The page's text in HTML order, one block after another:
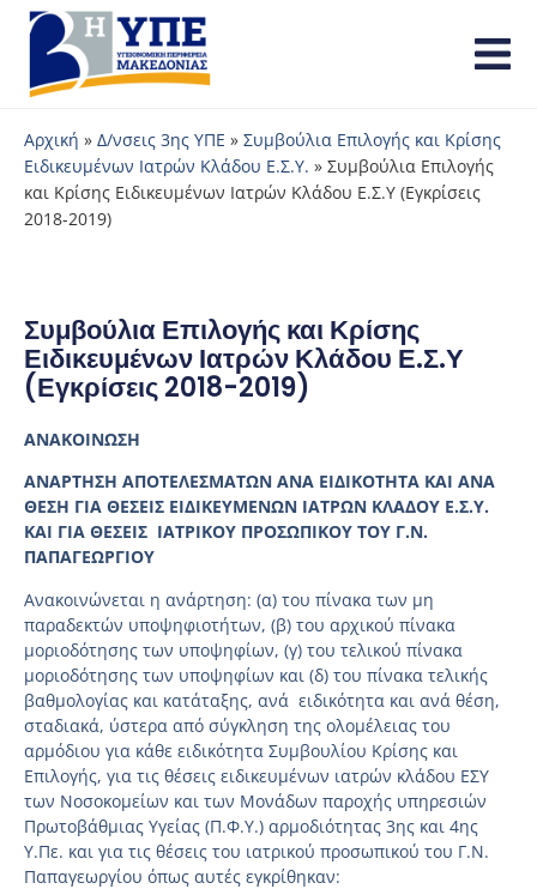
Αρχική » Δ/νσεις 3ης ΥΠΕ » Συμβούλια Επιλογής και Κρίσης
Ειδικευμένων Ιατρών Κλάδου Ε.Σ.Υ. » Συμβούλια Επιλογής
και Κρίσης Ειδικευμένων Ιατρών Κλάδου Ε.Σ.Υ (Εγκρίσεις
2018-2019)
Συμβούλια Επιλογής και Κρίσης
Ειδικευμένων Ιατρών Κλάδου Ε.Σ.Υ
(Εγκρίσεις 2018-2019)
ΑΝΑΚΟΙΝΩΣΗ
ΑΝΑΡΤΗΣΗ ΑΠΟΤΕΛΕΣΜΑΤΩΝ ΑΝΑ ΕΙΔΙΚΟΤΗΤΑ ΚΑΙ ΑΝΑ
ΘΕΣΗ ΓΙΑ ΘΕΣΕΙΣ ΕΙΔΙΚΕΥΜΕΝΩΝ ΙΑΤΡΩΝ ΚΛΑΔΟΥ Ε.Σ.Υ.
ΚΑΙ ΓΙΑ ΘΕΣΕΙΣ ΙΑΤΡΙΚΟΥ ΠΡΟΣΩΠΙΚΟΥ ΤΟΥ Γ.Ν.
ΠΑΠΑΓΕΩΡΓΙΟΥ
Ανακοινώνεται η ανάρτηση: (α) του πίνακα των μη
παραδεκτών υποψηφιοτήτων, (β) του αρχικού πίνακα
μοριοδότησης των υποψηφίων, (γ) του τελικού πίνακα
μοριοδότησης των υποψηφίων και (δ) του πίνακα τελικής
βαθμολογίας και κατάταξης, ανά ειδικότητα και ανά θέση,
σταδιακά, ύστερα από σύγκληση της ολομέλειας του
αρμόδιου για κάθε ειδικότητα Συμβουλίου Κρίσης και
Επιλογής, για τις θέσεις ειδικευμένων ιατρών κλάδου ΕΣΥ
των Νοσοκομείων και των Μονάδων παροχής υπηρεσιών
Πρωτοβάθμιας Υγείας (Π.Φ.Υ.) αρμοδιότητας 3ης και 4ης
Υ.Πε. και για τις θέσεις του ιατρικού προσωπικού του Γ.Ν.
Παπαγεωργίου όπως αυτές εγκρίθηκαν: